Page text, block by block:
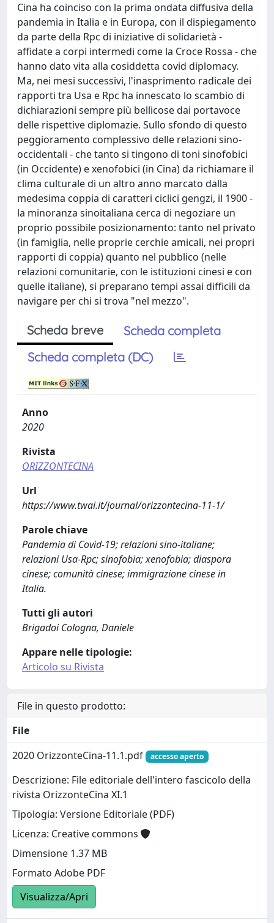
Cina ha coinciso con la prima ondata diffusiva della
pandemia in Italia e in Europa, con il dispiegamento
da parte della Rpc di iniziative di solidarietà -
affidate a corpi intermedi come la Croce Rossa - che
hanno dato vita alla cosiddetta covid diplomacy.
Ma, nei mesi successivi, l'inasprimento radicale dei
rapporti tra Usa e Rpc ha innescato lo scambio di
dichiarazioni sempre più bellicose dai portavoce
delle rispettive diplomazie. Sullo sfondo di questo
peggioramento complessivo delle relazioni sino-
occidentali - che tanto si tingono di toni sinofobici
(in Occidente) e xenofobici (in Cina) da richiamare il
clima culturale di un altro anno marcato dalla
medesima coppia di caratteri ciclici gengzi, il 1900 -
la minoranza sinoitaliana cerca di negoziare un
proprio possibile posizionamento: tanto nel privato
(in famiglia, nelle proprie cerchie amicali, nei propri
rapporti di coppia) quanto nel pubblico (nelle
relazioni comunitarie, con le istituzioni cinesi e con
quelle italiane), si preparano tempi assai difficili da
navigare per chi si trova "nel mezzo".
Scheda breve
Scheda completa
Scheda completa (DC)
Anno
2020
Rivista
ORIZZONTECINA
Url
https://www.twai.it/journal/orizzontecina-11-1/
Parole chiave
Pandemia di Covid-19; relazioni sino-italiane;
relazioni Usa-Rpc; sinofobia; xenofobia; diaspora
cinese; comunità cinese; immigrazione cinese in
Italia.
Tutti gli autori
Brigadoi Cologna, Daniele
Appare nelle tipologie:
Articolo su Rivista
File in questo prodotto:
File
2020 OrizzonteCina-11.1.pdf
accesso aperto
Descrizione: File editoriale dell'intero fascicolo della
rivista OrizzonteCina XI.1
Tipologia: Versione Editoriale (PDF)
Licenza: Creative commons
Dimensione 1.37 MB
Formato Adobe PDF
Visualizza/Apri